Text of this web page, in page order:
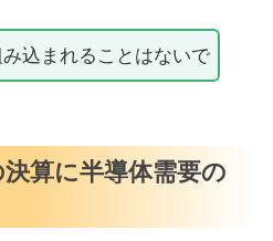
込まれることはないで
算に半導体需要の